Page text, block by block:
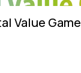
Value Game